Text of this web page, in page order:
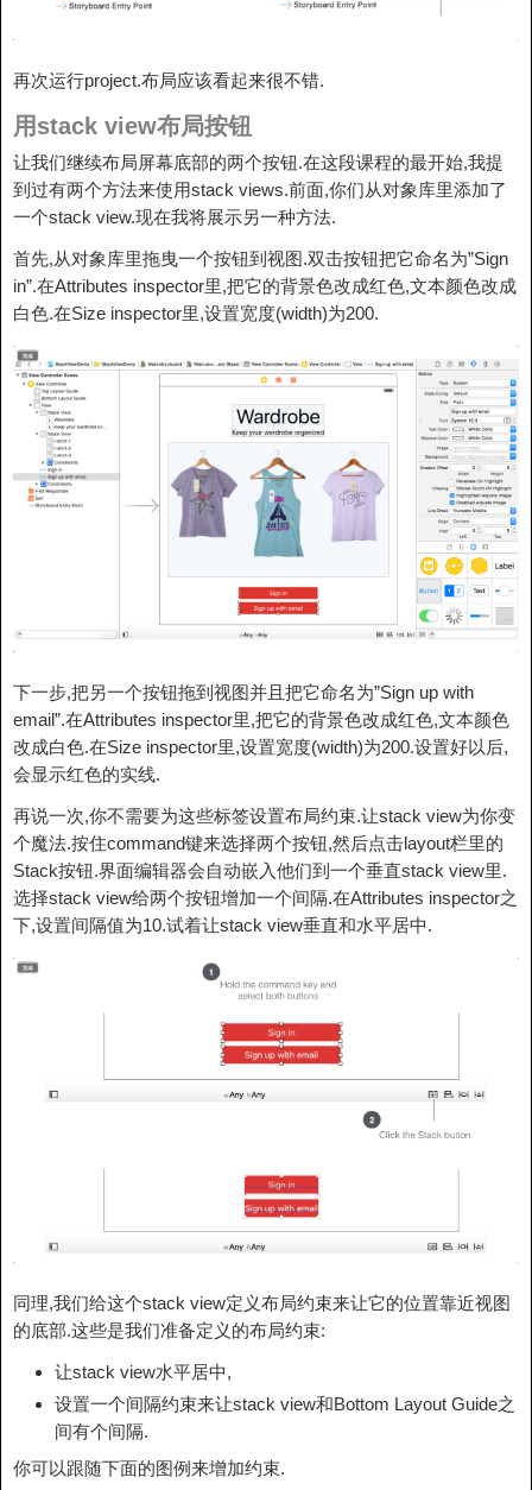
再次运行project.布局应该看起来很不错.
用stack view布局按钮
让我们继续布局屏幕底部的两个按钮.在这段课程的最开始,我提
到过有两个方法来使用stack views.前面,你们从对象库里添加了
一个stack view.现在我将展示另一种方法.
首先,从对象库里拖曳一个按钮到视图.双击按钮把它命名为”Sign
in”.在Attributes inspector里,把它的背景色改成红色,文本颜色改成
白色.在Size inspector里,设置宽度(width)为200.
下一步,把另一个按钮拖到视图并且把它命名为”Sign up with
email”.在Attributes inspector里,把它的背景色改成红色,文本颜色
改成白色.在Size inspector里,设置宽度(width)为200.设置好以后,
会显示红色的实线.
再说一次,你不需要为这些标签设置布局约束.让stack view为你变
个魔法.按住command键来选择两个按钮,然后点击layout栏里的
Stack按钮.界面编辑器会自动嵌入他们到一个垂直stack view里.
选择stack view给两个按钮增加一个间隔.在Attributes inspector之
下,设置间隔值为10.试着让stack view垂直和水平居中.
同理,我们给这个stack view定义布局约束来让它的位置靠近视图
的底部.这些是我们准备定义的布局约束:
让stack view水平居中,
设置一个间隔约束来让stack view和Bottom Layout Guide之
间有个间隔.
你可以跟随下面的图例来增加约束.